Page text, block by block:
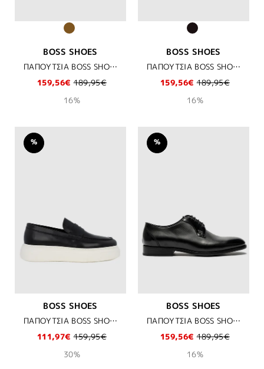
BOSS SHOES
ΠΑΠΟΥΤΣΙΑ BOSS SHOES - BLACK DAKAR
159,56€ 189,95€
16%
BOSS SHOES
ΠΑΠΟΥΤΣΙΑ BOSS SHOES - BROWN DAKAR
159,56€ 189,95€
16%
BOSS SHOES
ΠΑΠΟΥΤΣΙΑ BOSS SHOES - BLACK BERGAMO
111,97€ 159,95€
30%
%
BOSS SHOES
ΠΑΠΟΥΤΣΙΑ BOSS SHOES - BLACK POINT
159,56€ 189,95€
16%
%